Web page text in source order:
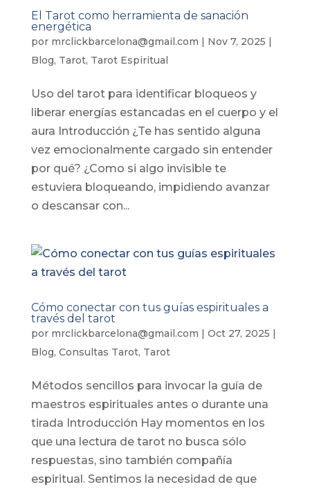
El Tarot como herramienta de sanación
energética
por mrclickbarcelona@gmail.com | Nov 7, 2025 |
Blog, Tarot, Tarot Espiritual
Uso del tarot para identificar bloqueos y
liberar energías estancadas en el cuerpo y el
aura Introducción ¿Te has sentido alguna
vez emocionalmente cargado sin entender
por qué? ¿Como si algo invisible te
estuviera bloqueando, impidiendo avanzar
o descansar con...
Cómo conectar con tus guías espirituales a
través del tarot
por mrclickbarcelona@gmail.com | Oct 27, 2025 |
Blog, Consultas Tarot, Tarot
Métodos sencillos para invocar la guía de
maestros espirituales antes o durante una
tirada Introducción Hay momentos en los
que una lectura de tarot no busca sólo
respuestas, sino también compañía
espiritual. Sentimos la necesidad de que